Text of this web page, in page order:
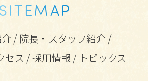
/ 院長・スタッフ紹介/
セス /採用情報 / トピックス